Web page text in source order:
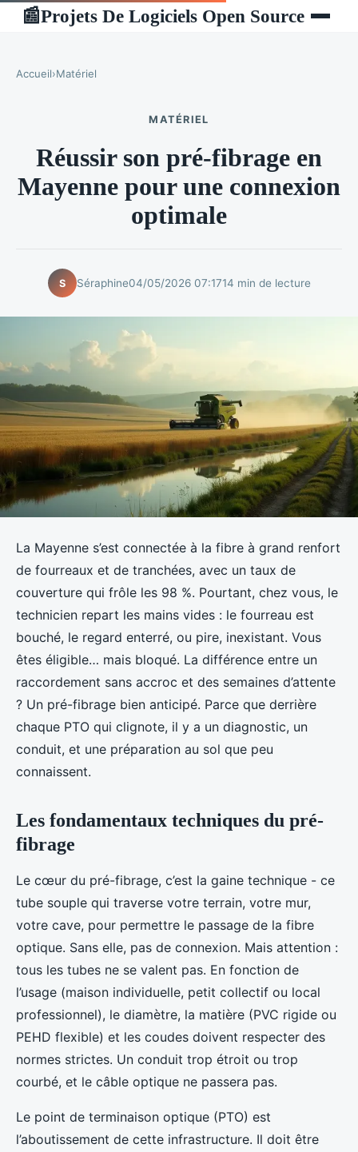
📰Projets De Logiciels Open Source
Accueil›Matériel
MATÉRIEL
Réussir son pré-fibrage en
Mayenne pour une connexion
optimale
S Séraphine04/05/2026 07:1714 min de lecture
La Mayenne s’est connectée à la fibre à grand renfort
de fourreaux et de tranchées, avec un taux de
couverture qui frôle les 98 %. Pourtant, chez vous, le
technicien repart les mains vides : le fourreau est
bouché, le regard enterré, ou pire, inexistant. Vous
êtes éligible… mais bloqué. La différence entre un
raccordement sans accroc et des semaines d’attente
? Un pré-fibrage bien anticipé. Parce que derrière
chaque PTO qui clignote, il y a un diagnostic, un
conduit, et une préparation au sol que peu
connaissent.
Les fondamentaux techniques du pré-
fibrage
Le cœur du pré-fibrage, c’est la gaine technique - ce
tube souple qui traverse votre terrain, votre mur,
votre cave, pour permettre le passage de la fibre
optique. Sans elle, pas de connexion. Mais attention :
tous les tubes ne se valent pas. En fonction de
l’usage (maison individuelle, petit collectif ou local
professionnel), le diamètre, la matière (PVC rigide ou
PEHD flexible) et les coudes doivent respecter des
normes strictes. Un conduit trop étroit ou trop
courbé, et le câble optique ne passera pas.
Le point de terminaison optique (PTO) est
l’aboutissement de cette infrastructure. Il doit être